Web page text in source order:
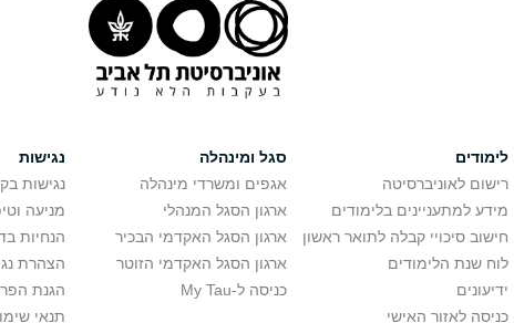
לימודים
רישום לאוניברסיטה
מידע למתעניינים בלימודים
חישוב סיכויי קבלה לתואר ראשון
לוח שנת הלימודים
ידיעונים
כניסה לאזור האישי
סגל ומינהלה
אגפים ומשרדי מינהלה
ארגון הסגל המנהלי
ארגון הסגל האקדמי הבכיר
ארגון הסגל האקדמי הזוטר
כניסה ל-My Tau
נגישות
נגישות
מניעה
הנחיות
הצהרת
הגנת
תנאי